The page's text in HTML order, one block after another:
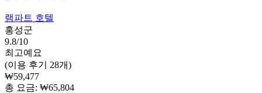
램파트 호텔
홍성군
9.8/10
최고예요
(이용 후기 28개)
₩59,477
총 요금: ₩65,804